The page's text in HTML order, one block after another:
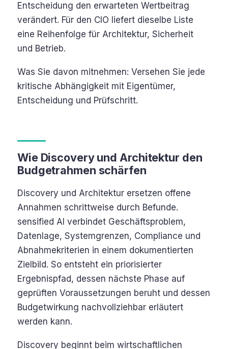
Entscheidung den erwarteten Wertbeitrag
verändert. Für den CIO liefert dieselbe Liste
eine Reihenfolge für Architektur, Sicherheit
und Betrieb.
Was Sie davon mitnehmen: Versehen Sie jede
kritische Abhängigkeit mit Eigentümer,
Entscheidung und Prüfschritt.
Wie Discovery und Architektur den
Budgetrahmen schärfen
Discovery und Architektur ersetzen offene
Annahmen schrittweise durch Befunde.
sensified AI verbindet Geschäftsproblem,
Datenlage, Systemgrenzen, Compliance und
Abnahmekriterien in einem dokumentierten
Zielbild. So entsteht ein priorisierter
Ergebnispfad, dessen nächste Phase auf
geprüften Voraussetzungen beruht und dessen
Budgetwirkung nachvollziehbar erläutert
werden kann.
Discovery beginnt beim wirtschaftlichen